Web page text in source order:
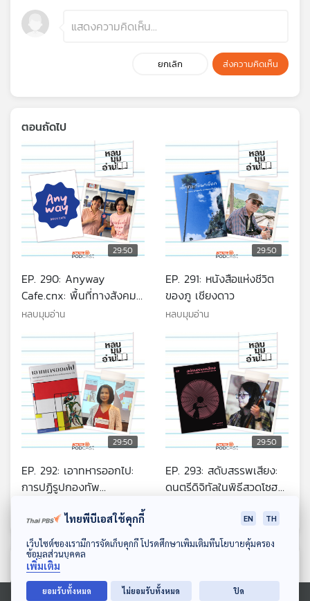
ดาวน์โหลด Thai PBS Podcast Application
ยกเลิก ส่งความคิดเห็น
ตอนถัดไป
29:50
EP. 290: Anyway
Cafe.cnx: พื้นที่ทางสังคม
กับการขับเคลื่อนความหลาก
หลบมุมอ่าน
29:50
EP. 291: หนังสือแห่งชีวิต
ของภู เชียงดาว
หลบมุมอ่าน
29:50
EP. 292: เอาทหารออกไป:
การปฏิรูปกองทัพ
หลังยุคซูฮาร์โต
29:50
EP. 293: สดับสรรพเสียง:
ดนตรีดิจิทัลในพิธีสวดโซฮา
ตอนที่เกี่ยวข้อง
ไทยพีบีเอสใช้คุกกี้ EN TH
เว็บไซต์ของเรามีการจัดเก็บคุกกี้ โปรดศึกษาเพิ่มเติมที่นโยบายคุ้มครอง
ข้อมูลส่วนบุคคล
เพิ่มเติม
ยอมรับทั้งหมด ไม่ยอมรับทั้งหมด ปิด